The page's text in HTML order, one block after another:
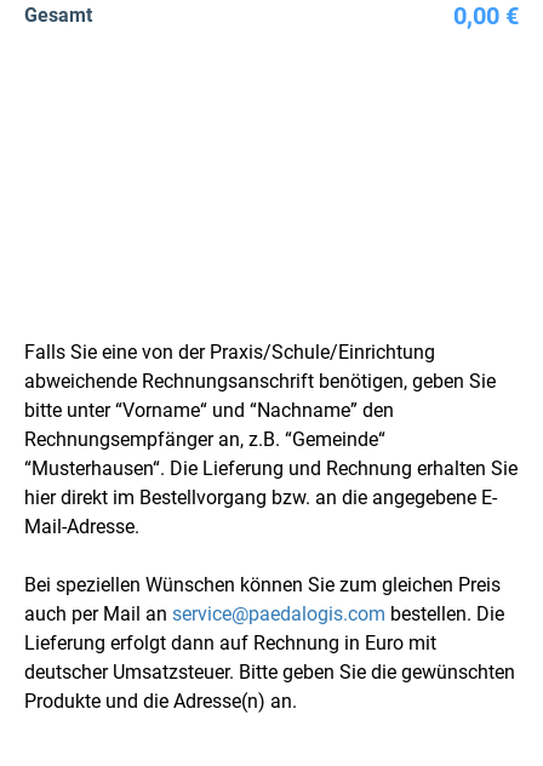
Gesamt 0,00 €
Falls Sie eine von der Praxis/Schule/Einrichtung
abweichende Rechnungsanschrift benötigen, geben Sie
bitte unter “Vorname“ und “Nachname” den
Rechnungsempfänger an, z.B. “Gemeinde“
“Musterhausen“. Die Lieferung und Rechnung erhalten Sie
hier direkt im Bestellvorgang bzw. an die angegebene E-
Mail-Adresse.
Bei speziellen Wünschen können Sie zum gleichen Preis
auch per Mail an service@paedalogis.com bestellen. Die
Lieferung erfolgt dann auf Rechnung in Euro mit
deutscher Umsatzsteuer. Bitte geben Sie die gewünschten
Produkte und die Adresse(n) an.